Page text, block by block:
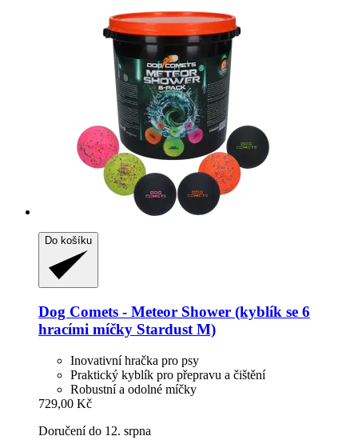
Do košíku
Dog Comets -​ Meteor Shower (kyblík se 6
hracími míčky Stardust M)
Inovativní hračka pro psy
Praktický kyblík pro přepravu a čištění
Robustní a odolné míčky
729,00 Kč
Doručení do 12. srpna